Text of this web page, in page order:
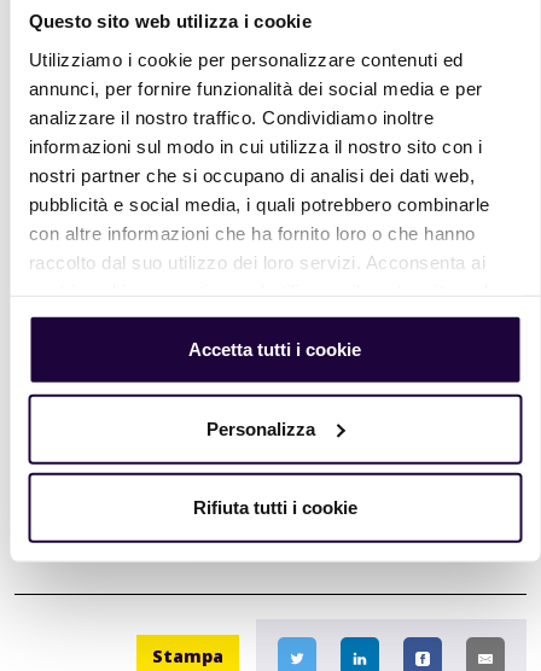
Questo sito web utilizza i cookie
Utilizziamo i cookie per personalizzare contenuti ed
annunci, per fornire funzionalità dei social media e per
analizzare il nostro traffico. Condividiamo inoltre
informazioni sul modo in cui utilizza il nostro sito con i
nostri partner che si occupano di analisi dei dati web,
pubblicità e social media, i quali potrebbero combinarle
con altre informazioni che ha fornito loro o che hanno
raccolto dal suo utilizzo dei loro servizi. Acconsenta ai
Accetta tutti i cookie
Personalizza
Rifiuta tutti i cookie
Amore - Pani grandi metodo diretto
Leggi il resto…
Amore - Pani grandi metodo
indiretto
Amore - Ciabatta metodo indiretto
Leggi il resto…
Amore - Ciabatta metodo diretto
Leggi il resto…
Stampa